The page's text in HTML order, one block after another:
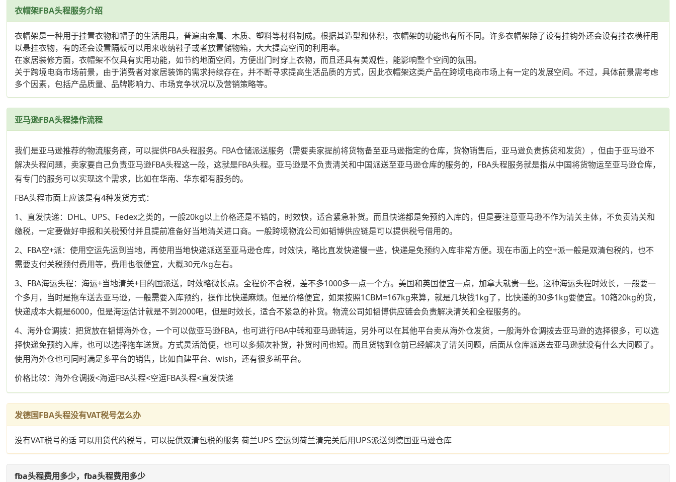
衣帽架FBA头程服务介绍
衣帽架是一种用于挂置衣物和帽子的生活用具，普遍由金属、木质、塑料等材料制成。根据其造型和体积，衣帽架的功能也有所不同。许多衣帽架除了设有挂钩外还会设有挂衣横杆用
以悬挂衣物，有的还会设置隔板可以用来收纳鞋子或者放置储物箱，大大提高空间的利用率。
在家居装修方面，衣帽架不仅具有实用功能，如节约地面空间，方便出门时穿上衣物，而且还具有美观性，能影响整个空间的氛围。
关于跨境电商市场前景，由于消费者对家居装饰的需求持续存在，并不断寻求提高生活品质的方式，因此衣帽架这类产品在跨境电商市场上有一定的发展空间。不过，具体前景需考虑
多个因素，包括产品质量、品牌影响力、市场竞争状况以及营销策略等。
亚马逊FBA头程操作流程
我们是亚马逊推荐的物流服务商，可以提供FBA头程服务。FBA仓储派送服务（需要卖家提前将货物备至亚马逊指定的仓库，货物销售后，亚马逊负责拣货和发货），但由于亚马逊不
解决头程问题，卖家要自己负责亚马逊FBA头程这一段，这就是FBA头程。亚马逊是不负责清关和中国派送至亚马逊仓库的服务的，FBA头程服务就是指从中国将货物运至亚马逊仓库，
有专门的服务可以实现这个需求，比如在华南、华东都有服务的。
FBA头程市面上应该是有4种发货方式：
1、直发快递：DHL、UPS、Fedex之类的，一般20kg以上价格还是不错的，时效快，适合紧急补货。而且快递都是免预约入库的，但是要注意亚马逊不作为清关主体，不负责清关和
缴税，一定要做好申报和关税预付并且提前准备好当地清关进口商。一般跨境物流公司如韬博供应链是可以提供税号借用的。
2、FBA空+派：使用空运先运到当地，再使用当地快递派送至亚马逊仓库，时效快，略比直发快递慢一些，快递是免预约入库非常方便。现在市面上的空+派一般是双清包税的，也不
需要支付关税预付费用等，费用也很便宜，大概30元/kg左右。
3、FBA海运头程：海运+当地清关+目的国派送，时效略微长点。全程价不含税，差不多1000多一点一个方。美国和英国便宜一点，加拿大就贵一些。这种海运头程时效长，一般要一
个多月，当时是拖车送去亚马逊，一般需要入库预约，操作比快递麻烦。但是价格便宜，如果按照1CBM=167kg来算，就是几块钱1kg了，比快递的30多1kg要便宜。10箱20kg的货，
快递成本大概是6000，但是海运估计就是不到2000吧，但是时效长，适合不紧急的补货。物流公司如韬博供应链会负责解决清关和全程服务的。
4、海外仓调拨：把货放在韬博海外仓，一个可以做亚马逊FBA，也可进行FBA中转和亚马逊转运，另外可以在其他平台卖从海外仓发货，一般海外仓调拨去亚马逊的选择很多，可以选
择快递免预约入库，也可以选择拖车送货。方式灵活简便，也可以多频次补货，补货时间也短。而且货物到仓前已经解决了清关问题，后面从仓库派送去亚马逊就没有什么大问题了。
使用海外仓也可同时满足多平台的销售，比如自建平台、wish，还有很多新平台。
价格比较：海外仓调拨<海运FBA头程<空运FBA头程<直发快递
发德国FBA头程没有VAT税号怎么办
没有VAT税号的话 可以用货代的税号，可以提供双清包税的服务 荷兰UPS 空运到荷兰清完关后用UPS派送到德国亚马逊仓库
fba头程费用多少，fba头程费用多少